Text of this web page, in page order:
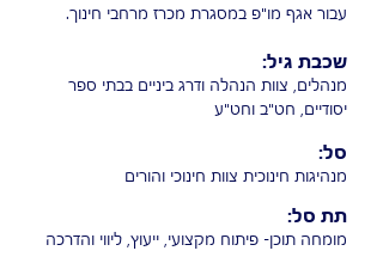
עבור אגף מו"פ במסגרת מכרז מרחבי חינוך.
מנהלים, צוות הנהלה ודרג ביניים בבתי ספר
יסודיים, חט"ב וחט"ע
מנהיגות חינוכית צוות חינוכי והורים
מומחה תוכן- פיתוח מקצועי, ייעוץ, ליווי והדרכה
שכבת גיל:
סל:
תת סל: